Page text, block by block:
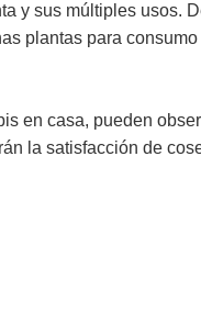
y sus múltiples usos.
plantas para
en casa, pueden
la satisfacción de